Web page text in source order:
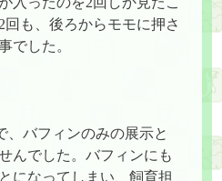
も、後ろからモモに押さ
でした。
、バフィンのみの展示と
んでした。バフィンにも
になってしまい、飼育担